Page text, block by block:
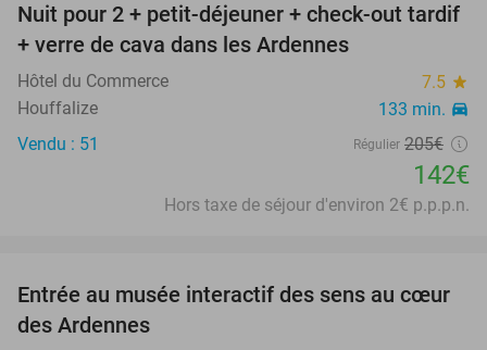
31%
Nuit pour 2 + petit-déjeuner + check-out tardif
+ verre de cava dans les Ardennes
Hôtel du Commerce 7.5 star
Houffalize 133 min. directions_car
Vendu : 51 Régulier 205€
142€
Hors taxe de séjour d'environ 2€ p.p.p.n.
21%
Entrée au musée interactif des sens au cœur
des Ardennes